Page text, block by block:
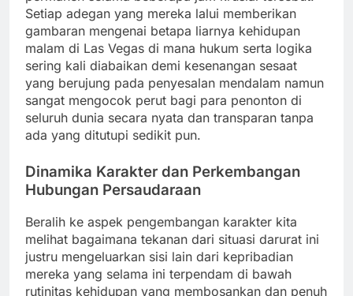
Setiap adegan yang mereka lalui memberikan
gambaran mengenai betapa liarnya kehidupan
malam di Las Vegas di mana hukum serta logika
sering kali diabaikan demi kesenangan sesaat
yang berujung pada penyesalan mendalam namun
sangat mengocok perut bagi para penonton di
seluruh dunia secara nyata dan transparan tanpa
ada yang ditutupi sedikit pun.
Dinamika Karakter dan Perkembangan
Hubungan Persaudaraan
Beralih ke aspek pengembangan karakter kita
melihat bagaimana tekanan dari situasi darurat ini
justru mengeluarkan sisi lain dari kepribadian
mereka yang selama ini terpendam di bawah
rutinitas kehidupan yang membosankan dan penuh